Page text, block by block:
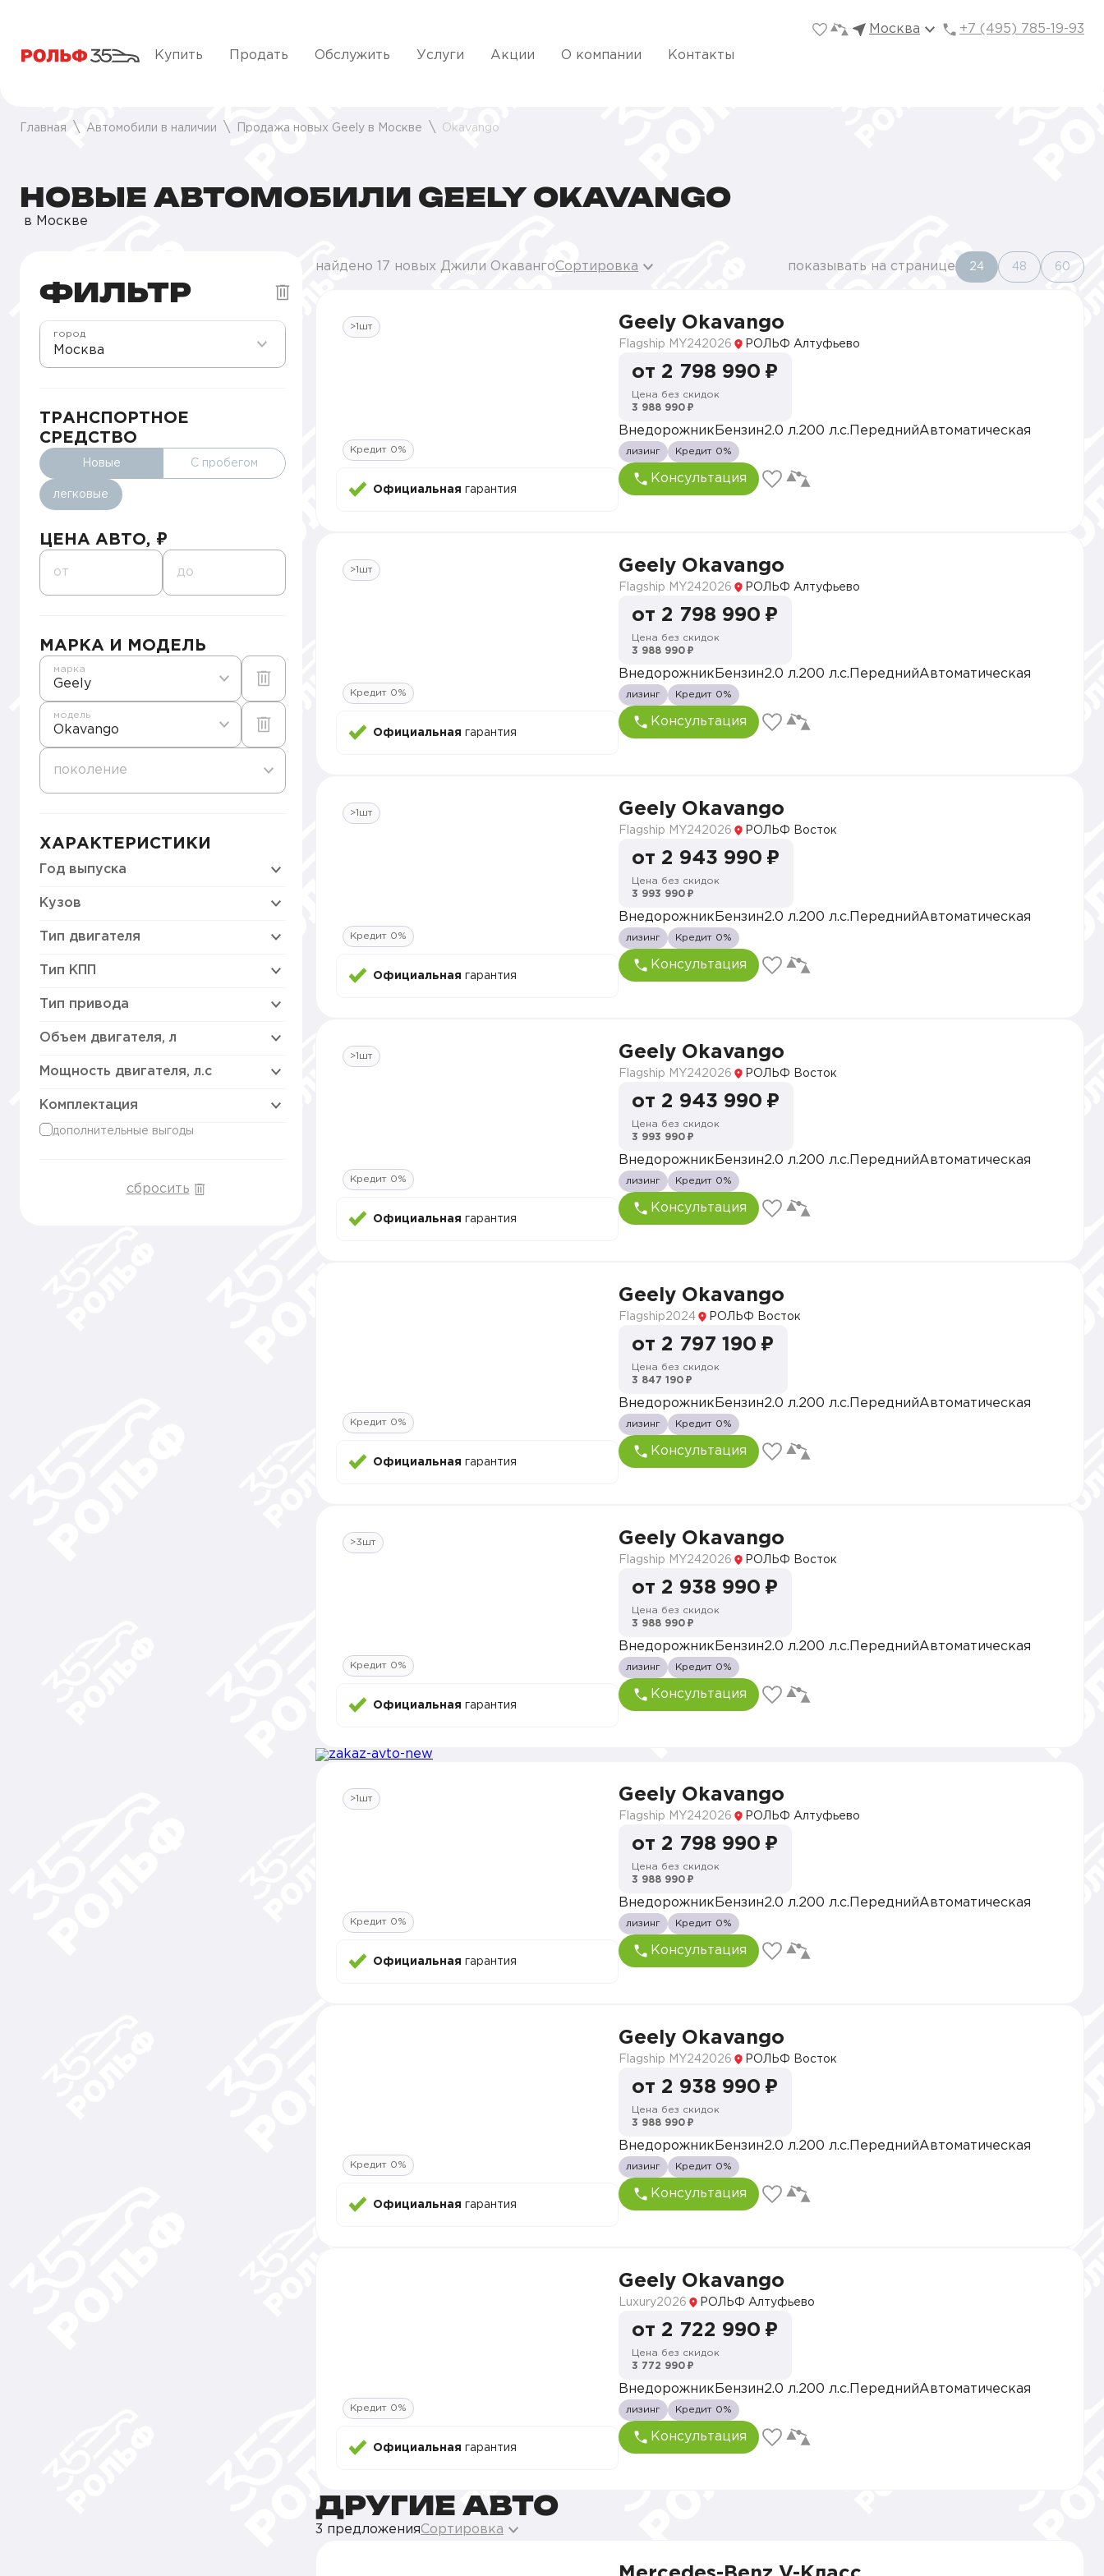
Москва +7 (495) 785-19-93
Купить Продать Обслужить Услуги Акции О компании Контакты
Главная Автомобили в наличии Продажа новых Geely в Москве Okavango
НОВЫЕ АВТОМОБИЛИ GEELY OKAVANGO
в Москве
ФИЛЬТР
Москва
город
ТРАНСПОРТНОЕ
СРЕДСТВО
Новые С пробегом
легковые
ЦЕНА АВТО, ₽
от до
МАРКА И МОДЕЛЬ
Geely
марка
Okavango
модель
поколение
ХАРАКТЕРИСТИКИ
Год выпуска
Кузов
Тип двигателя
Тип КПП
Тип привода
Объем двигателя, л
Мощность двигателя, л.с
Комплектация
дополнительные выгоды
сбросить
найдено 17 новых Джили ОкавангоСортировка показывать на странице 24 48 60
>1шт
Кредит 0%
Официальная гарантия
Geely Okavango
Flagship MY242026 РОЛЬФ Алтуфьево
от 2 798 990 ₽
Цена без скидок
3 988 990 ₽
Внедорожник Бензин2.0 л.200 л.с. ПереднийАвтоматическая
лизинг Кредит 0%
Консультация
>1шт
Кредит 0%
Официальная гарантия
Geely Okavango
Flagship MY242026 РОЛЬФ Алтуфьево
от 2 798 990 ₽
Цена без скидок
3 988 990 ₽
Внедорожник Бензин2.0 л.200 л.с. ПереднийАвтоматическая
лизинг Кредит 0%
Консультация
>1шт
Кредит 0%
Официальная гарантия
Geely Okavango
Flagship MY242026 РОЛЬФ Восток
от 2 943 990 ₽
Цена без скидок
3 993 990 ₽
Внедорожник Бензин2.0 л.200 л.с. ПереднийАвтоматическая
лизинг Кредит 0%
Консультация
>1шт
Кредит 0%
Официальная гарантия
Geely Okavango
Flagship MY242026 РОЛЬФ Восток
от 2 943 990 ₽
Цена без скидок
3 993 990 ₽
Внедорожник Бензин2.0 л.200 л.с. ПереднийАвтоматическая
лизинг Кредит 0%
Консультация
Кредит 0%
Официальная гарантия
Geely Okavango
Flagship2024 РОЛЬФ Восток
от 2 797 190 ₽
Цена без скидок
3 847 190 ₽
Внедорожник Бензин2.0 л.200 л.с. ПереднийАвтоматическая
лизинг Кредит 0%
Консультация
>3шт
Кредит 0%
Официальная гарантия
Geely Okavango
Flagship MY242026 РОЛЬФ Восток
от 2 938 990 ₽
Цена без скидок
3 988 990 ₽
Внедорожник Бензин2.0 л.200 л.с. ПереднийАвтоматическая
лизинг Кредит 0%
Консультация
>1шт
Кредит 0%
Официальная гарантия
Geely Okavango
Flagship MY242026 РОЛЬФ Алтуфьево
от 2 798 990 ₽
Цена без скидок
3 988 990 ₽
Внедорожник Бензин2.0 л.200 л.с. ПереднийАвтоматическая
лизинг Кредит 0%
Консультация
Кредит 0%
Официальная гарантия
Geely Okavango
Flagship MY242026 РОЛЬФ Восток
от 2 938 990 ₽
Цена без скидок
3 988 990 ₽
Внедорожник Бензин2.0 л.200 л.с. ПереднийАвтоматическая
лизинг Кредит 0%
Консультация
Кредит 0%
Официальная гарантия
Geely Okavango
Luxury2026 РОЛЬФ Алтуфьево
от 2 722 990 ₽
Цена без скидок
3 772 990 ₽
Внедорожник Бензин2.0 л.200 л.с. ПереднийАвтоматическая
лизинг Кредит 0%
Консультация
ДРУГИЕ АВТО
3 предложенияСортировка